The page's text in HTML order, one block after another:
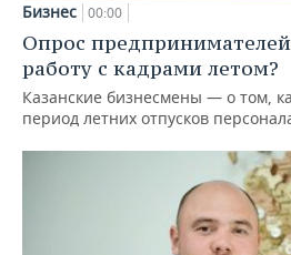
Бизнес 00:00
Опрос
работу с кадрами летом?
Казанские бизнесмены — о том,
период летних отпусков